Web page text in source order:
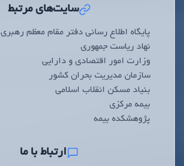
سایت‌های مرتبط
پایگاه اطلاع رسانی دفتر مقام معظم رهبری
نهاد ریاست جمهوری
وزارت امور اقتصادی و دارایی
سازمان مدیریت بحران کشور
بنیاد مسکن انقلاب اسلامی
بیمه مرکزی
پژوهشکده بیمه
ارتباط با ما